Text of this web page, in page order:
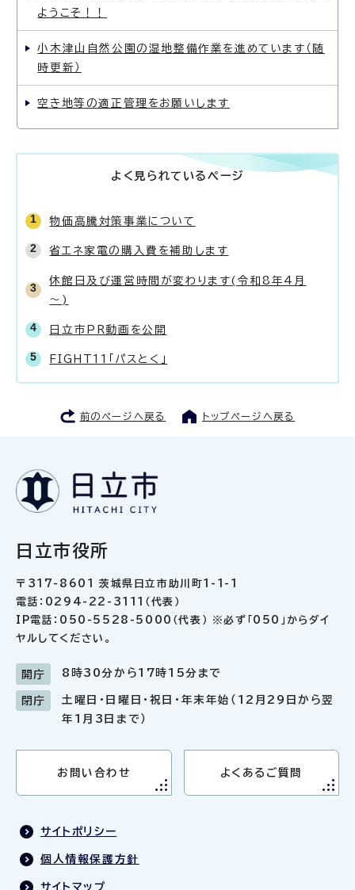
ようこそ！！
小木津山自然公園の湿地整備作業を進めています（随
時更新）
空き地等の適正管理をお願いします
よく見られているページ
物価高騰対策事業について
省エネ家電の購入費を補助します
休館日及び運営時間が変わります(令和8年4月
～)
日立市PR動画を公開
FIGHT11「パスとく」
前のページへ戻る トップページへ戻る
日立市役所
〒317-8601 茨城県日立市助川町1-1-1
電話：0294-22-3111（代表）
IP電話：050-5528-5000（代表） ※必ず「050」からダイ
ヤルしてください。
開庁 8時30分から17時15分まで
閉庁
土曜日・日曜日・祝日・年末年始（12月29日から翌
年1月3日まで）
お問い合わせ よくあるご質問
サイトポリシー
個人情報保護方針
サイトマップ